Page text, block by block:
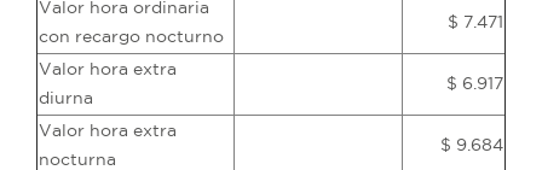
Valor hora ordinaria
con recargo nocturno
$ 7.471
Valor hora extra
diurna
$ 6.917
Valor hora extra
nocturna
$ 9.684